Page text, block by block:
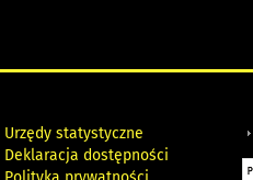
Urzędy statystyczne
Deklaracja dostępności